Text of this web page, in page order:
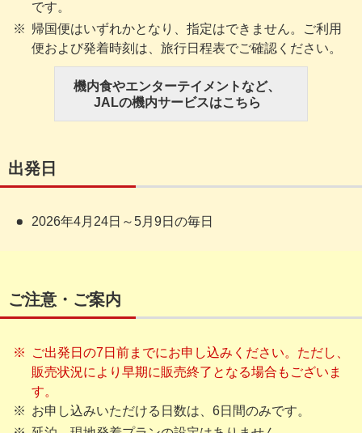
です。
帰国便はいずれかとなり、指定はできません。ご利用
便および発着時刻は、旅行日程表でご確認ください。
機内食やエンターテイメントなど、
JALの機内サービスはこちら
出発日
2026年4月24日～5月9日の毎日
ご注意・ご案内
ご出発日の7日前までにお申し込みください。ただし、
販売状況により早期に販売終了となる場合もございま
す。
お申し込みいただける日数は、6日間のみです。